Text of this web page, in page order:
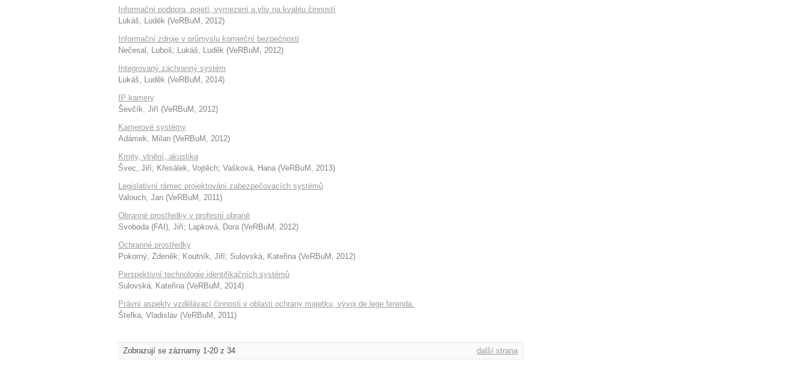
Informační podpora, pojetí, vymezení a vliv na kvalitu činností
Lukáš, Luděk (VeRBuM , 2012)
Informační zdroje v průmyslu komerční bezpečnosti
Nečesal, Luboš; Lukáš, Luděk (VeRBuM , 2012)
Integrovaný záchranný systém
Lukáš, Luděk (VeRBuM , 2014)
IP kamery
Ševčík, Jiří (VeRBuM , 2012)
Kamerové systémy
Adámek, Milan (VeRBuM , 2012)
Kmity, vlnění, akustika
Švec, Jiří; Křesálek, Vojtěch; Vašková, Hana (VeRBuM , 2013)
Legislativní rámec projektování zabezpečovacích systémů
Valouch, Jan (VeRBuM , 2011)
Obranné prostředky v profesní obraně
Svoboda (FAI), Jiří; Lapková, Dora (VeRBuM , 2012)
Ochranné prostředky
Pokorný, Zdeněk; Koutník, Jiří; Sulovská, Kateřina (VeRBuM , 2012)
Perspektivní technologie identifikačních systémů
Sulovská, Kateřina (VeRBuM , 2014)
Právní aspekty vzdělávací činnosti v oblasti ochrany majetku, vývoj de lege ferenda.
Štefka, Vladislav (VeRBuM , 2011)
Zobrazují se záznamy 1-20 z 34 další strana